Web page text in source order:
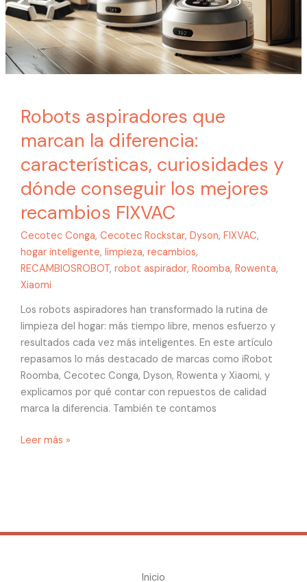
Robots aspiradores que
marcan la diferencia:
características, curiosidades y
dónde conseguir los mejores
recambios FIXVAC
Cecotec Conga, Cecotec Rockstar, Dyson, FIXVAC,
hogar inteligente, limpieza, recambios,
RECAMBIOSROBOT, robot aspirador, Roomba, Rowenta,
Xiaomi
Los robots aspiradores han transformado la rutina de
limpieza del hogar: más tiempo libre, menos esfuerzo y
resultados cada vez más inteligentes. En este artículo
repasamos lo más destacado de marcas como iRobot
Roomba, Cecotec Conga, Dyson, Rowenta y Xiaomi, y
explicamos por qué contar con repuestos de calidad
marca la diferencia. También te contamos
FIXVAC
Leer más »
Inicio